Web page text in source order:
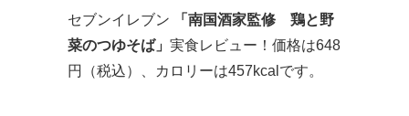
セブンイレブン
「南国酒家監修 鶏と野
菜のつゆそば」 実食レビュー！価格は648
円（税込）、カロリーは457kcalです。